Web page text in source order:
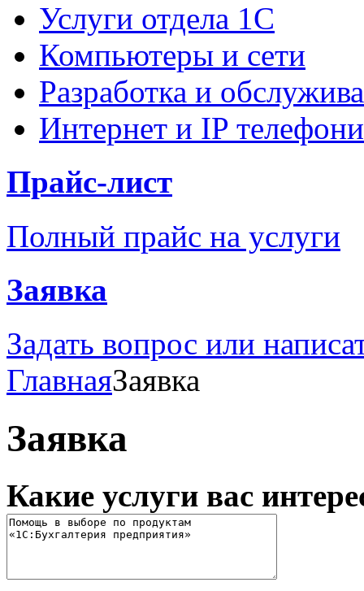
Услуги отдела 1С
Компьютеры и сети
Разработка и
Интернет и IP
Прайс-лист
Полный прайс на услуги
Заявка
Задать вопрос или
ГлавнаяЗаявка
Заявка
Какие услуги вас